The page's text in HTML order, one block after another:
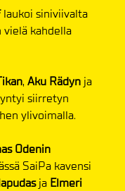
laukoi siniviivalta
vielä kahdella
, Aku Rädyn ja
siirretyn
ylivoimalla.
Odenin
SaiPa kavensi
ja Elmeri